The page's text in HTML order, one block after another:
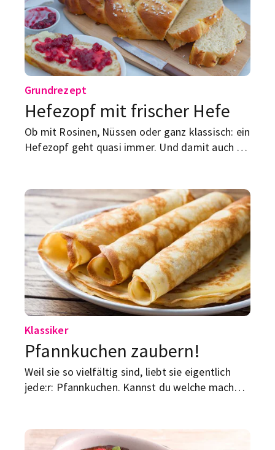
Grundrezept
Hefezopf mit frischer Hefe
Ob mit Rosinen, Nüssen oder ganz klassisch: ein
Hefezopf geht quasi immer. Und damit auch du
Klassiker
Pfannkuchen zaubern!
Weil sie so vielfältig sind, liebt sie eigentlich
jede:r: Pfannkuchen. Kannst du welche machen?